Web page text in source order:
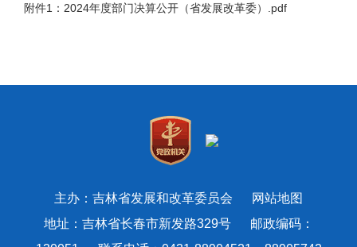
附件1：2024年度部门决算公开（省发展改革委）.pdf
主办：吉林省发展和改革委员会
网站地图
地址：吉林省长春市新发路329号 邮政编码：